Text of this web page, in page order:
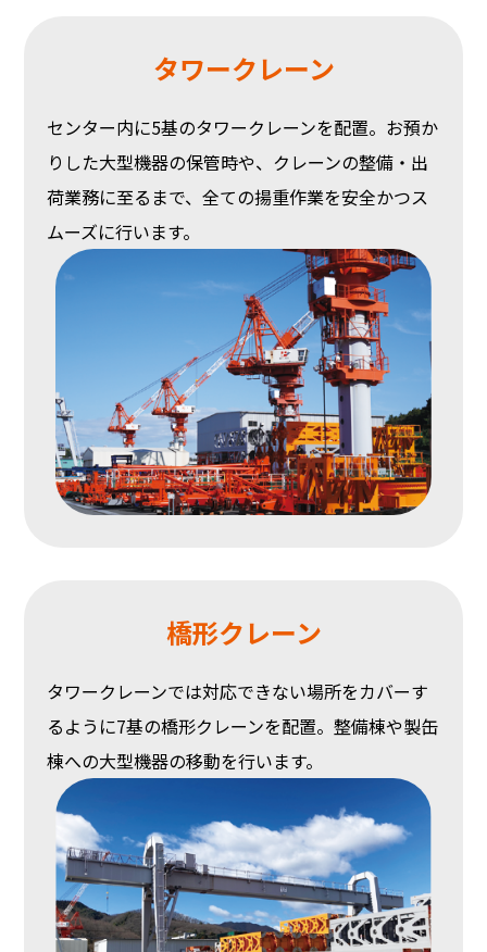
タワークレーン
センター内に5基のタワークレーンを配置。お預か
りした大型機器の保管時や、クレーンの整備・出
荷業務に至るまで、全ての揚重作業を安全かつス
ムーズに行います。
橋形クレーン
タワークレーンでは対応できない場所をカバーす
るように7基の橋形クレーンを配置。整備棟や製缶
棟への大型機器の移動を行います。